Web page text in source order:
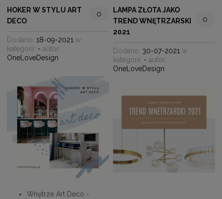
HOKER W STYLU ART
DECO
0
Dodano:18-09-2021 w
kategorii: - autor:
OneLoveDesign
Wnętrze Art Deco -
LAMPA ZŁOTA JAKO
TREND WNĘTRZARSKI
2021
0
Dodano: 30-07-2021 w
kategorii: - autor:
OneLoveDesign